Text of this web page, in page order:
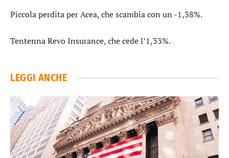
Piccola perdita perAcea, che scambia con un -1,38%.
TentennaRevo Insurance, che cede l’1,33%.
LEGGI ANCHE